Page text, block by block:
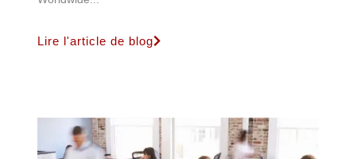
Lire l'article de blog